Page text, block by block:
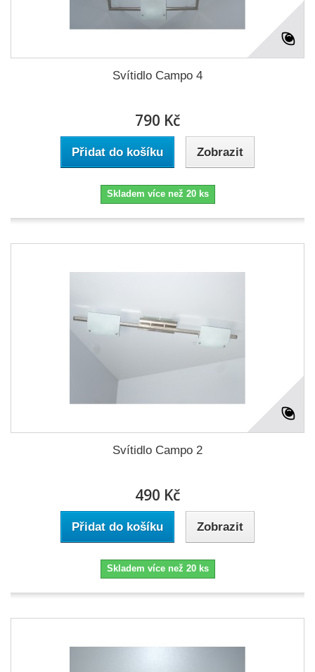
Svítidlo Campo 4
790 Kč
Přidat do košíku Zobrazit
Skladem více než 20 ks
Svítidlo Campo 2
490 Kč
Přidat do košíku Zobrazit
Skladem více než 20 ks